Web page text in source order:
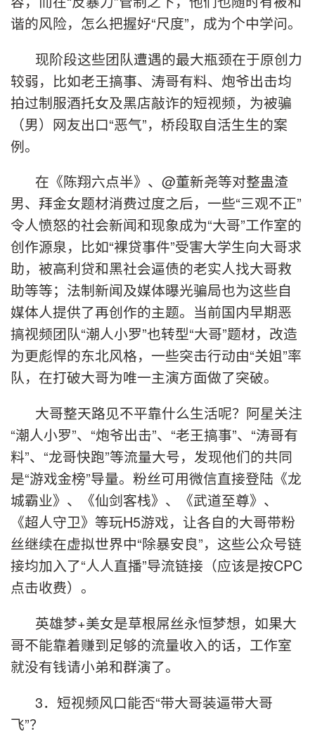
谐的风险，怎么把握好“尺度”，成为个中学问。
现阶段这些团队遭遇的最大瓶颈在于原创力
较弱，比如老王搞事、涛哥有料、炮爷出击均
拍过制服酒托女及黑店敲诈的短视频，为被骗
（男）网友出口“恶气”，桥段取自活生生的案
例。
在《陈翔六点半》、@董新尧等对整蛊渣
男、拜金女题材消费过度之后，一些“三观不正”
令人愤怒的社会新闻和现象成为“大哥”工作室的
创作源泉，比如“裸贷事件”受害大学生向大哥求
助，被高利贷和黑社会逼债的老实人找大哥救
助等等；法制新闻及媒体曝光骗局也为这些自
媒体人提供了再创作的主题。当前国内早期恶
搞视频团队“潮人小罗”也转型“大哥”题材，改造
为更彪悍的东北风格，一些突击行动由“关姐”率
队，在打破大哥为唯一主演方面做了突破。
大哥整天路见不平靠什么生活呢？阿星关注
“潮人小罗”、“炮爷出击”、“老王搞事”、“涛哥有
料”、“龙哥快跑”等流量大号，发现他们的共同
是“游戏金榜”导量。粉丝可用微信直接登陆《龙
城霸业》、《仙剑客栈》、《武道至尊》、
《超人守卫》等玩H5游戏，让各自的大哥带粉
丝继续在虚拟世界中“除暴安良”，这些公众号链
接均加入了“人人直播”导流链接（应该是按CPC
点击收费）。
英雄梦+美女是草根屌丝永恒梦想，如果大
哥不能靠着赚到足够的流量收入的话，工作室
就没有钱请小弟和群演了。
3．短视频风口能否“带大哥装逼带大哥
飞”？